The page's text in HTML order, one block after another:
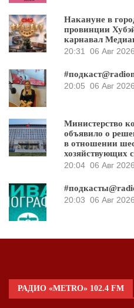
Накануне в
провинции
карнавал
20:31
06 Авг 2026
20:05 06 Авг 2026
Министерство
объявило о
в отношении
хозяйствующих
20:04 06 Авг 2026
20:03 06 Авг 2026
РАДИО «METRO» 102.4 FM